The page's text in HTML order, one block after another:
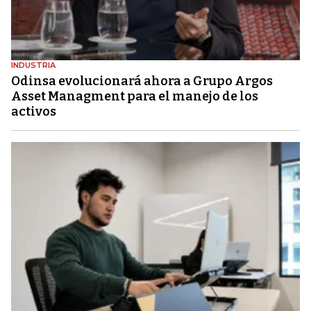
INDUSTRIA
Odinsa evolucionará ahora a Grupo Argos
Asset Managment para el manejo de los
activos